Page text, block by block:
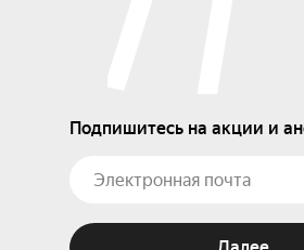
Подпишитесь на акции и